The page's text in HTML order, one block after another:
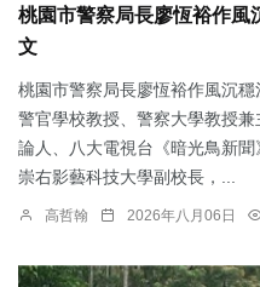
桃園市警察局長廖恆裕作風
文
桃園市警察局長廖恆裕作風沉
警官學校教授、警察大學教授
論人、八大電視台《暗光鳥新聞
崇右影藝科技大學副校長，...
高哲翰 2026年八月06日